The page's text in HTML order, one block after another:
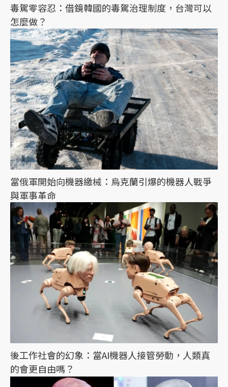
毒駕零容忍：借鏡韓國的毒駕治理制度，台灣可以
怎麼做？
當俄軍開始向機器繳械：烏克蘭引爆的機器人戰爭
與軍事革命
後工作社會的幻象：當AI機器人接管勞動，人類真
的會更自由嗎？